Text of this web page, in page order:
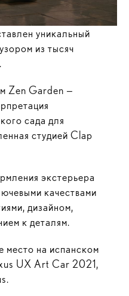
уникальный
из тысяч
Zen Garden —
сада для
студией Clap
экстерьера
качествами
дизайном,
к деталям.
место на испанском
UX Art Car 2021,